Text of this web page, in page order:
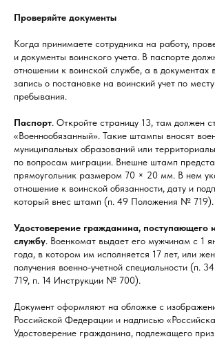
Проверяйте документы
Когда принимаете сотрудника на работу,
и документы воинского учета. В паспорте
отношении к воинской службе, а в документах
запись о постановке на воинский учет по
пребывания.
Паспорт. Откройте страницу 13, там должен
«Военнообязанный». Такие штампы вносят
муниципальных образований или
по вопросам миграции. Внешне штамп
прямоугольник размером 70 × 20 мм. В нем
отношение к воинской обязанности, дату и
который внес штамп (п. 49 Положения № 719).
Удостоверение гражданина, поступающего
службу. Военкомат выдает его мужчинам с 1
года, в котором им исполняется 17 лет, или
получения военно-учетной специальности (п.
719, п. 14 Инструкции № 700).
Документ оформляют на обложке с
Российской Федерации и надписью
Удостоверение гражданина, подлежащего